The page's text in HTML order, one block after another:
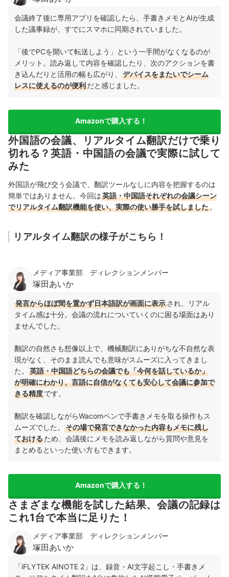
会議終了後に専用アプリを確認したら、手書きメモとAIが生成
した議事録が、すでにスマホに同期されていました。
「後でPCを開いて転送しよう」という一手間がなくなるのが
メリット。読み返して内容を確認したり、次のアクションを書
き込んだりと活用の幅も広がり、
デバイスをまたいでシーム
レスに使えるのが便利だと感じました。
Amazonで購入する！
外国語の会議、リアルタイム翻訳だけで乗り
切れる？英語・中国語の会議で実際に試して
みた
外国語が飛び交う会議で、翻訳ツールなしに内容を把握するのは
簡単ではありません。今回は英語・中国語それぞれの会議シーン
でリアルタイム翻訳機能を使い、実際の使い勝手を試しました 。
リアルタイム翻訳の様子がこちら！
メディア事業部 ディレクションメンバー
塚田あいか
発言からほぼ間を置かず日本語訳が画面に表示 され、リアル
タイム感は十分。会議の流れについていくのに困る場面はあり
ませんでした。
翻訳の自然さも想像以上で、機械翻訳にありがちな不自然な表
現がなく、そのまま読んでも意味がスムーズに入ってきまし
た。
英語・中国語どちらの会議でも「今何を話しているか」
が明確にわかり、言語に自信がなくても安心して会議に参加で
きる精度です。
翻訳を確認しながらWacomペンで手書きメモを取る操作もス
ムーズでした。
その場で発言できなかった内容もメモに残し
ておけるため、会議後にメモを読み返しながら質問や意見を
まとめるといった使い方もできます。
Amazonで購入する！
さまざまな機能を試した結果、会議の記録は
これ1台で本当に足りた！
メディア事業部 ディレクションメンバー
塚田あいか
「iFLYTEK AINOTE 2」は、録音・AI文字起こし・手書きメ